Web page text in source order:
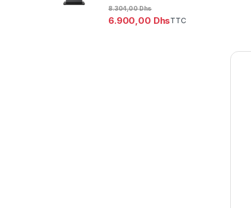
6.900,00 Dhs
8.304,00Dhs
TTC